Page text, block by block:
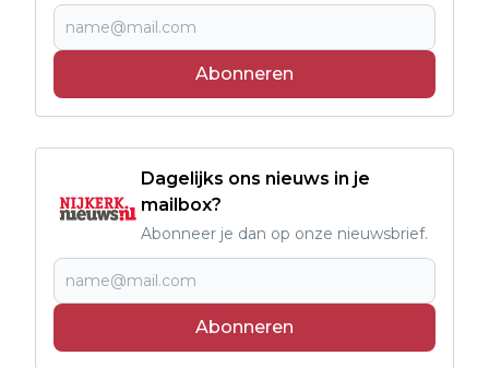
Abonneren
Dagelijks ons nieuws in je
mailbox?
Abonneer je dan op onze nieuwsbrief.
Abonneren